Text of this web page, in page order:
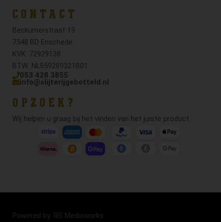
CONTACT
Beckumerstraat 19
7548 BD Enschede
KVK: 72929138
BTW: NL859289321B01
053 428 3855
info@slijterijgebotteld.nl
OPZOEK?
Wij helpen u graag bij het vinden van het juiste product.
Powered by: RS Mediaworks